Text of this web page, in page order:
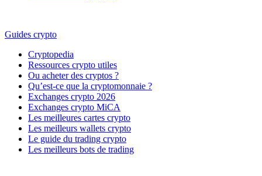
Guides crypto
Cryptopedia
Ressources crypto utiles
Ou acheter des cryptos ?
Qu’est-ce que la cryptomonnaie ?
Exchanges crypto 2026
Exchanges crypto MiCA
Les meilleures cartes crypto
Les meilleurs wallets crypto
Le guide du trading crypto
Les meilleurs bots de trading